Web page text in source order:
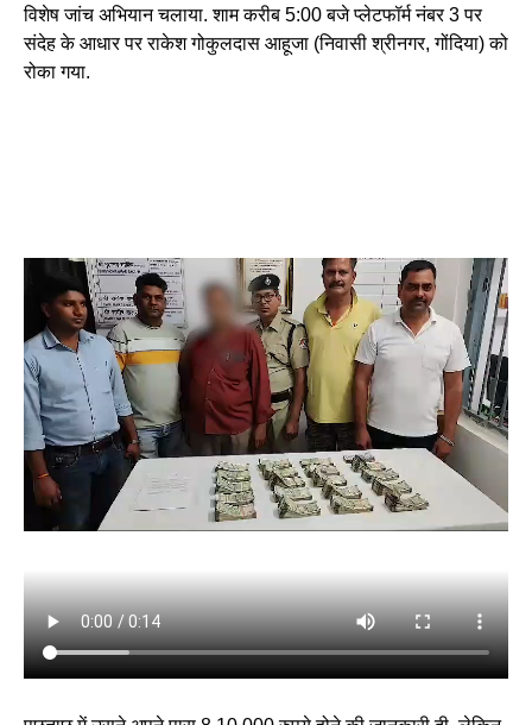
विशेष जांच अभियान चलाया. शाम करीब 5:00 बजे प्लेटफॉर्म नंबर 3 पर
संदेह के आधार पर राकेश गोकुलदास आहूजा (निवासी श्रीनगर, गोंदिया) को
रोका गया.